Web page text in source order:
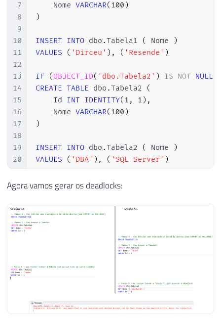
7
8
9
10
11
12
13
14
15
16
17
18
19
20
    Nome
VARCHAR( 100 )
)
INSERT INTO dbo .Tabela1 ( Nome
)
VALUES
( 'Dirceu' ) , ( 'Resende' )
IF (OBJECT_ID( 'dbo.Tabela2' ) IS NOT NULL
CREATE TABLE dbo .Tabela2
(
    Id
INT IDENTITY( 1 , 1 ) ,
    Nome
VARCHAR( 100 )
)
INSERT INTO dbo .Tabela2 ( Nome
)
VALUES
( 'DBA' ) , ( 'SQL Server' )
Agora vamos gerar os deadlocks: